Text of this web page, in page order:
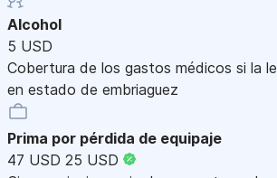
Alcohol
5 USD
Cobertura de los gastos médicos si la
en estado de embriaguez
Prima por pérdida de equipaje
47 USD 25 USD